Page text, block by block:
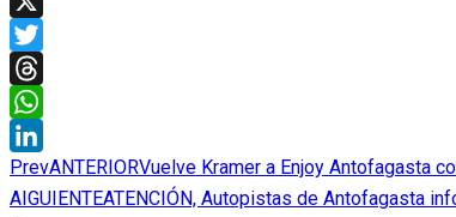
X
Twitter
Threads
WhatsApp
LinkedIn
PrevANTERIORVuelve Kramer a Enjoy Antofagasta
AIGUIENTEATENCIÓN, Autopistas de Antofagasta